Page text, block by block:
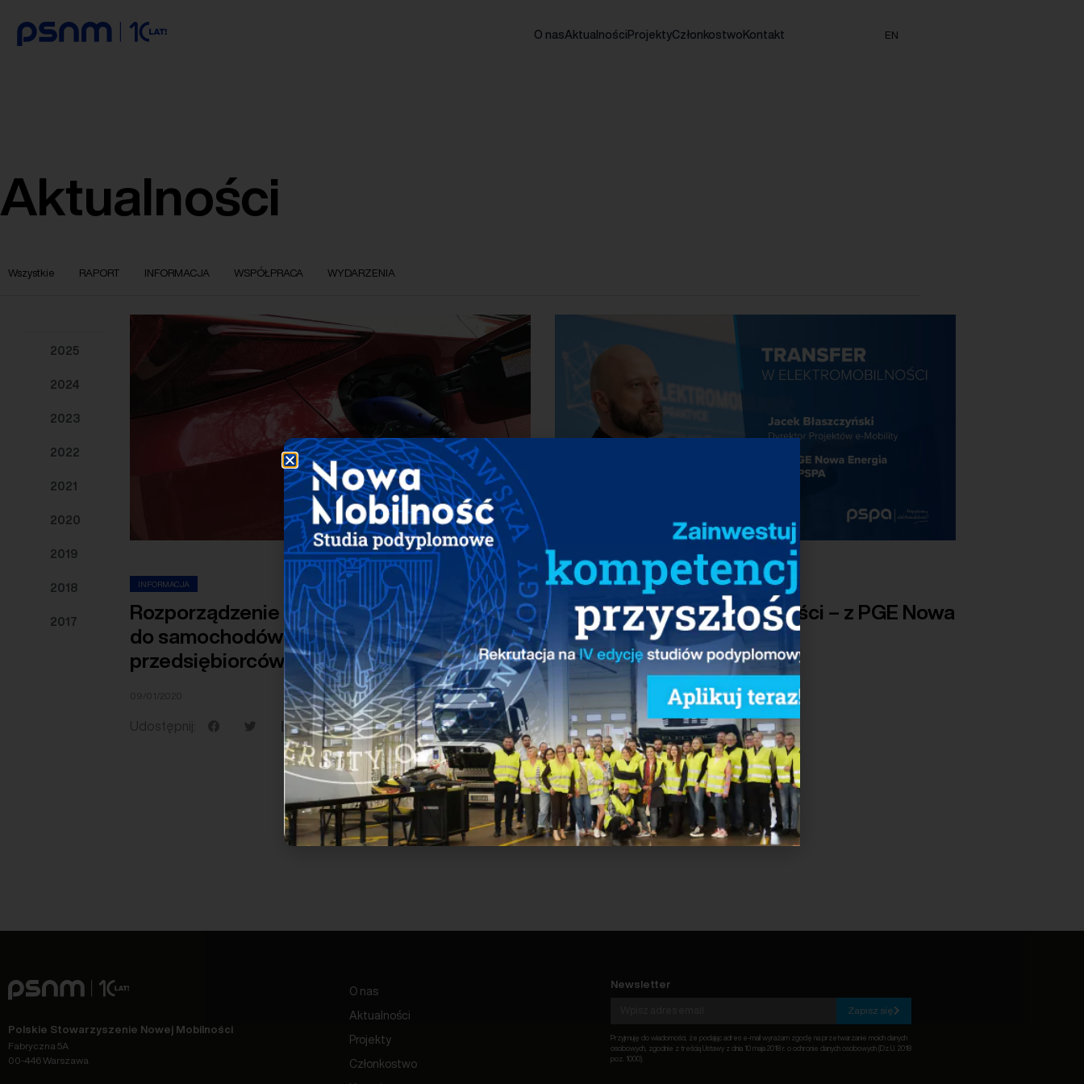
O nasAktualności ProjektyCzłonkostwo Kontakt EN
Aktualności
Wszystkie RAPORT INFORMACJA WSPÓŁPRACA WYDARZENIA
2025
2024
2023
2022
2021
2020
2019
2018
2017
INFORMACJA
Rozporządzenie dotyczące dopłat
do samochodów elektrycznych dla
przedsiębiorców weszło w życie
09/01/2020
Udostępnij:
INFORMACJA
Transfer w elektromobilności – z PGE Nowa
Energia do PSPA
08/01/2020
« 1 3 4 6 7 8
Polskie Stowarzyszenie Nowej Mobilności
Fabryczna 5A
00-446 Warszawa
O nas
Aktualności
Projekty
Członkostwo
Newsletter
Zapisz się
Przyjmuję do wiadomości, że podając adres e-mail wyrażam zgodę na przetwarzanie moich danych
osobowych, zgodnie z treścią Ustawy z dnia 10 maja 2018 r. o ochronie danych osobowych (Dz.U. 2018
poz. 1000).